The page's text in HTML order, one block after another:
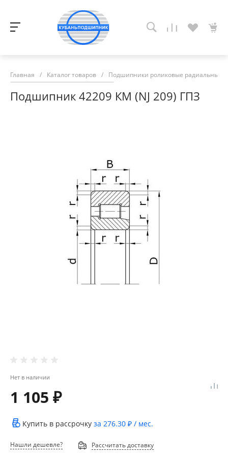
Главная / Каталог товаров / Подшипники роликовые радиальные
Подшипник 42209 КМ (NJ 209) ГПЗ
Нет в наличии
1 105 ₽
Купить в рассрочку за 276.30 ₽ / мес.
Нашли дешевле? Рассчитать доставку